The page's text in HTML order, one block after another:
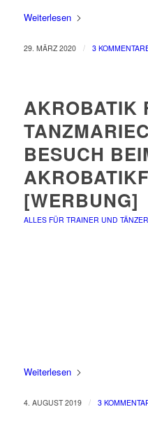
Weiterlesen
29. MÄRZ 2020 / 3
AKROBATIK
BESUCH
[WERBUNG]
ALLES FÜR TRAINER UND TÄNZER
Weiterlesen
4. AUGUST 2019 / 3